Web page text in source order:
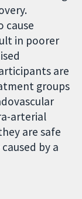
cause
in poorer
are
groups
arterial
are safe
by a